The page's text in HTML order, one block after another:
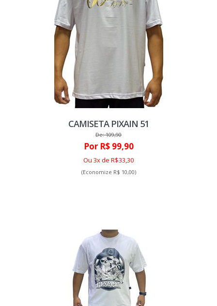
CAMISETA PIXAIN 51
De: 109,90
Por R$ 99,90
Ou 3x de R$33,30
(Economize R$ 10,00)